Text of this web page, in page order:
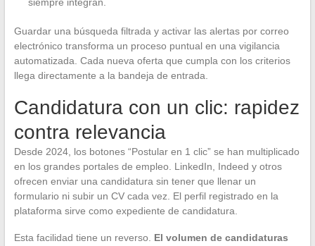
Guardar una búsqueda filtrada y activar las alertas por correo
electrónico transforma un proceso puntual en una vigilancia
automatizada. Cada nueva oferta que cumpla con los criterios
llega directamente a la bandeja de entrada.
Candidatura con un clic: rapidez
contra relevancia
Desde 2024, los botones “Postular en 1 clic” se han multiplicado
en los grandes portales de empleo. LinkedIn, Indeed y otros
ofrecen enviar una candidatura sin tener que llenar un
formulario ni subir un CV cada vez. El perfil registrado en la
plataforma sirve como expediente de candidatura.
Esta facilidad tiene un reverso. El volumen de candidaturas